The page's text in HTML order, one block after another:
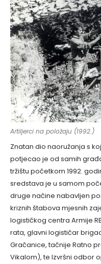
Artiljerci na položaju (1992.)
Znatan dio naoružanja s
potjecao je od samih
tržištu početkom 1992.
sredstava je u samom
druge načine nabavljen
kriznih štabova mjesnih
logističkog centra Armije
rata, glavni logističar
Gračanice, tačnije Ratno
Vikalom), te Izvršni odbor